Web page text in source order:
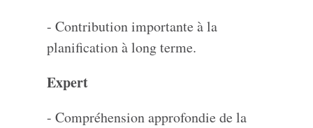
- Contribution importante à la
planification à long terme.
Expert
- Compréhension approfondie de la